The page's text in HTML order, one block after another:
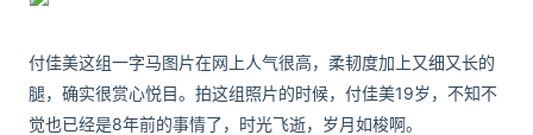
付佳美这组一字马图片在网上人气很高，柔韧度加上又细又长的
腿，确实很赏心悦目。拍这组照片的时候，付佳美19岁，不知不
觉也已经是8年前的事情了，时光飞逝，岁月如梭啊。